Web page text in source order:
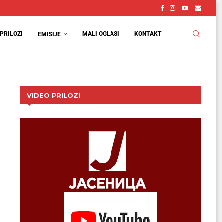
PRILOZI EMISIJE MALI OGLASI KONTAKT
VIDEO PRILOZI